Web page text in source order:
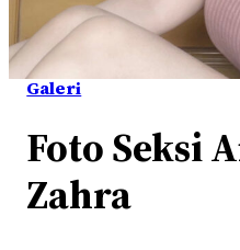
Galeri
Foto Seksi
Zahra